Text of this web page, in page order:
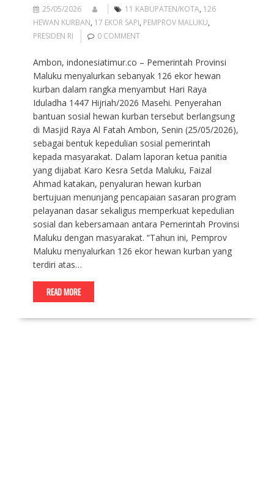
25/05/2026 11 KABUPATEN/KOTA, 126
HEWAN KURBAN, 17 EKOR SAPI, PEMPROV MALUKU,
PRESIDEN RI
0 COMMENT
Ambon, indonesiatimur.co – Pemerintah Provinsi
Maluku menyalurkan sebanyak 126 ekor hewan
kurban dalam rangka menyambut Hari Raya
Iduladha 1447 Hijriah/2026 Masehi. Penyerahan
bantuan sosial hewan kurban tersebut berlangsung
di Masjid Raya Al Fatah Ambon, Senin (25/05/2026),
sebagai bentuk kepedulian sosial pemerintah
kepada masyarakat. Dalam laporan ketua panitia
yang dijabat Karo Kesra Setda Maluku, Faizal
Ahmad katakan, penyaluran hewan kurban
bertujuan menunjang pencapaian sasaran program
pelayanan dasar sekaligus memperkuat kepedulian
sosial dan kebersamaan antara Pemerintah Provinsi
Maluku dengan masyarakat. “Tahun ini, Pemprov
Maluku menyalurkan 126 ekor hewan kurban yang
terdiri atas…
READ MORE